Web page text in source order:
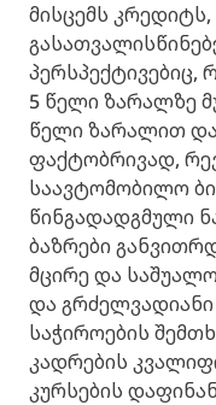
მისცემს კრედიტს,
პერსპექტივებიც,
5 წელი ზარალზე
წელი ზარალით
ფაქტობრივად,
საავტომობილო
წინგადადგმული
ბაზრები
მცირე და
და გრძელვადიანი
საჭიროების
კადრების
კურსების